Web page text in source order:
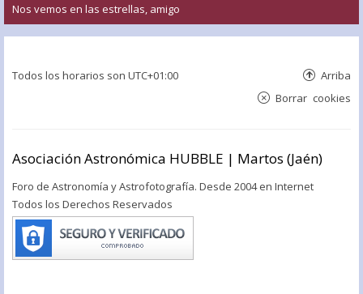
Nos vemos en las estrellas, amigo
Todos los horarios son UTC+01:00 Arriba
Borrar cookies
Asociación Astronómica HUBBLE | Martos (Jaén)
Foro de Astronomía y Astrofotografía. Desde 2004 en Internet
Todos los Derechos Reservados